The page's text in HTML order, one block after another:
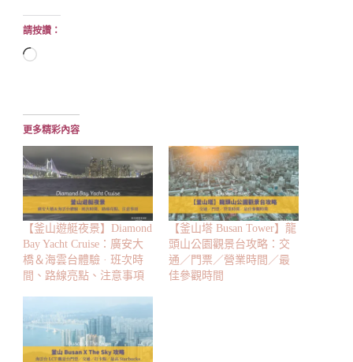
請按讚：
正
入...
更多精彩內容
【釜山遊艇夜景】Diamond
Bay Yacht Cruise：廣安大
橋＆海雲台體驗 · 班次時
間、路線亮點、注意事項
【釜山塔 Busan Tower】龍
頭山公園觀景台攻略：交
通／門票／營業時間／最
佳參觀時間